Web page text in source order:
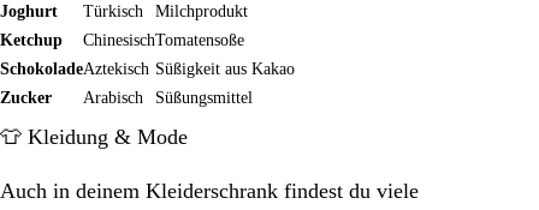
Joghurt
Türkisch
Milchprodukt
Ketchup
ChinesischTomatensoße
SchokoladeAztekisch Süßigkeit aus Kakao
Zucker
Arabisch Süßungsmittel
👕 Kleidung & Mode
Auch in deinem Kleiderschrank findest du viele